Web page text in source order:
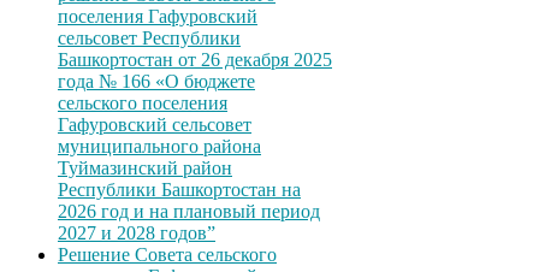
поселения Гафуровский
сельсовет Республики
Башкортостан от 26 декабря 2025
года № 166 «О бюджете
сельского поселения
Гафуровский сельсовет
муниципального района
Туймазинский район
Республики Башкортостан на
2026 год и на плановый период
2027 и 2028 годов”
Решение Совета сельского